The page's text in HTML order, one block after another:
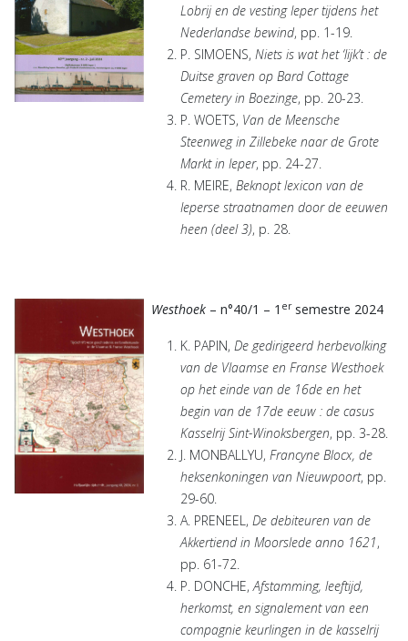
Lobrij en de vesting Ieper tijdens het
Nederlandse bewind, pp. 1-19.
P. SIMOENS, Niets is wat het ‘lijk’t : de
Duitse graven op Bard Cottage
Cemetery in Boezinge, pp. 20-23.
P. WOETS, Van de Meensche
Steenweg in Zillebeke naar de Grote
Markt in Ieper, pp. 24-27.
R. MEIRE, Beknopt lexicon van de
Ieperse straatnamen door de eeuwen
heen (deel 3), p. 28.
Westhoek – n°40/1 – 1 ersemestre 2024
K. PAPIN, De gedirigeerd herbevolking
van de Vlaamse en Franse Westhoek
op het einde van de 16de en het
begin van de 17de eeuw : de casus
Kasselrij Sint-Winoksbergen, pp. 3-28.
J. MONBALLYU, Francyne Blocx, de
heksenkoningen van Nieuwpoort, pp.
29-60.
A. PRENEEL, De debiteuren van de
Akkertiend in Moorslede anno 1621,
pp. 61-72.
P. DONCHE,Afstamming, leeftijd,
herkomst, en signalement van een
compagnie keurlingen in de kasselrij